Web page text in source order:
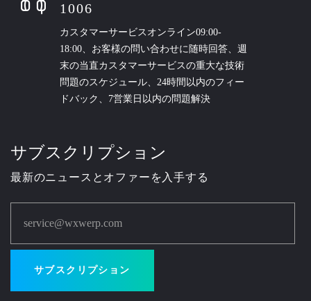
1006
カスタマーサービスオンライン09:00-
18:00、お客様の問い合わせに随時回答、週
末の当直カスタマーサービスの重大な技術
問題のスケジュール、24時間以内のフィー
ドバック、7営業日以内の問題解決
サブスクリプション
最新のニュースとオファーを入手する
service@wxwerp.com
サブスクリプション